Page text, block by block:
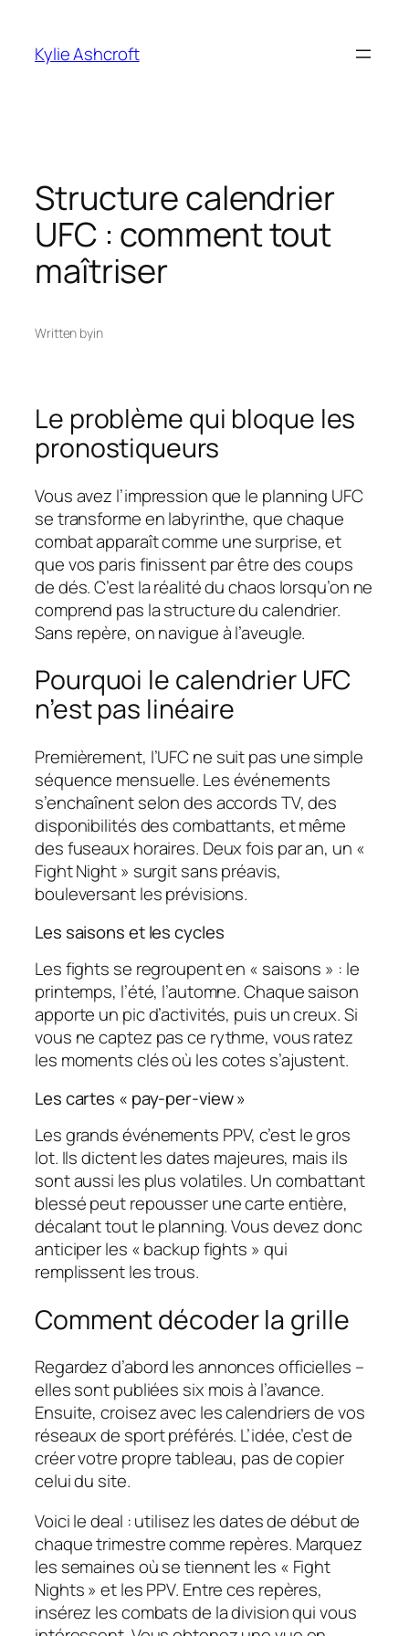
content
Kylie Ashcroft
Structure calendrier
UFC : comment tout
maîtriser
Written byin
Le problème qui bloque les
pronostiqueurs
Vous avez l’impression que le planning UFC
se transforme en labyrinthe, que chaque
combat apparaît comme une surprise, et
que vos paris finissent par être des coups
de dés. C’est la réalité du chaos lorsqu’on ne
comprend pas la structure du calendrier.
Sans repère, on navigue à l’aveugle.
Pourquoi le calendrier UFC
n’est pas linéaire
Premièrement, l’UFC ne suit pas une simple
séquence mensuelle. Les événements
s’enchaînent selon des accords TV, des
disponibilités des combattants, et même
des fuseaux horaires. Deux fois par an, un «
Fight Night » surgit sans préavis,
bouleversant les prévisions.
Les saisons et les cycles
Les fights se regroupent en « saisons » : le
printemps, l’été, l’automne. Chaque saison
apporte un pic d’activités, puis un creux. Si
vous ne captez pas ce rythme, vous ratez
les moments clés où les cotes s’ajustent.
Les cartes « pay-per-view »
Les grands événements PPV, c’est le gros
lot. Ils dictent les dates majeures, mais ils
sont aussi les plus volatiles. Un combattant
blessé peut repousser une carte entière,
décalant tout le planning. Vous devez donc
anticiper les « backup fights » qui
remplissent les trous.
Comment décoder la grille
Regardez d’abord les annonces officielles –
elles sont publiées six mois à l’avance.
Ensuite, croisez avec les calendriers de vos
réseaux de sport préférés. L’idée, c’est de
créer votre propre tableau, pas de copier
celui du site.
Voici le deal : utilisez les dates de début de
chaque trimestre comme repères. Marquez
les semaines où se tiennent les « Fight
Nights » et les PPV. Entre ces repères,
insérez les combats de la division qui vous